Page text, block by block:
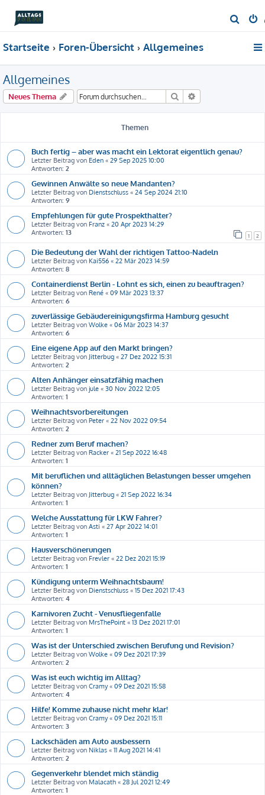
u
Startseite Foren-Übersicht Allgemeines
Allgemeines
Neues Thema Suche
Themen
Buch fertig – aber was macht ein Lektorat eigentlich genau?
Letzter Beitrag von Eden « 29 Sep 2025 10:00
Antworten: 2
Gewinnen Anwälte so neue Mandanten?
Letzter Beitrag von Dienstschluss « 24 Sep 2024 21:10
Antworten: 9
Empfehlungen für gute Prospekthalter?
Letzter Beitrag von Franz « 20 Apr 2023 14:29
Antworten: 13 1 2
Die Bedeutung der Wahl der richtigen Tattoo-Nadeln
Letzter Beitrag von Kai556 « 22 Mär 2023 14:59
Antworten: 8
Containerdienst Berlin - Lohnt es sich, einen zu beauftragen?
Letzter Beitrag von René « 09 Mär 2023 13:37
Antworten: 6
zuverlässige Gebäudereinigungsfirma Hamburg gesucht
Letzter Beitrag von Wolke « 06 Mär 2023 14:37
Antworten: 6
Eine eigene App auf den Markt bringen?
Letzter Beitrag von Jitterbug « 27 Dez 2022 15:31
Antworten: 2
Alten Anhänger einsatzfähig machen
Letzter Beitrag von jule « 30 Nov 2022 12:05
Antworten: 1
Weihnachtsvorbereitungen
Letzter Beitrag von Peter « 22 Nov 2022 09:54
Antworten: 2
Redner zum Beruf machen?
Letzter Beitrag von Racker « 21 Sep 2022 16:48
Antworten: 1
Mit beruflichen und alltäglichen Belastungen besser umgehen
können?
Letzter Beitrag von Jitterbug « 21 Sep 2022 16:34
Antworten: 1
Welche Ausstattung für LKW Fahrer?
Letzter Beitrag von Asti « 27 Apr 2022 14:01
Antworten: 1
Hausverschönerungen
Letzter Beitrag von Frevler « 22 Dez 2021 15:19
Antworten: 1
Kündigung unterm Weihnachtsbaum!
Letzter Beitrag von Dienstschluss « 15 Dez 2021 17:43
Antworten: 4
Karnivoren Zucht - Venusfliegenfalle
Letzter Beitrag von MrsThePoint « 13 Dez 2021 17:01
Antworten: 1
Was ist der Unterschied zwischen Berufung und Revision?
Letzter Beitrag von Wolke « 09 Dez 2021 17:39
Antworten: 2
Was ist euch wichtig im Alltag?
Letzter Beitrag von Cramy« 09 Dez 2021 15:58
Antworten: 4
Hilfe! Komme zuhause nicht mehr klar!
Letzter Beitrag von Cramy« 09 Dez 2021 15:11
Antworten: 3
Lackschäden am Auto ausbessern
Letzter Beitrag von Niklas « 11 Aug 2021 14:41
Antworten: 2
Gegenverkehr blendet mich ständig
Letzter Beitrag von Malacath « 28 Jul 2021 12:49
Antworten: 1